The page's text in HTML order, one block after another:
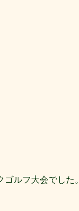
ルフ大会でした。